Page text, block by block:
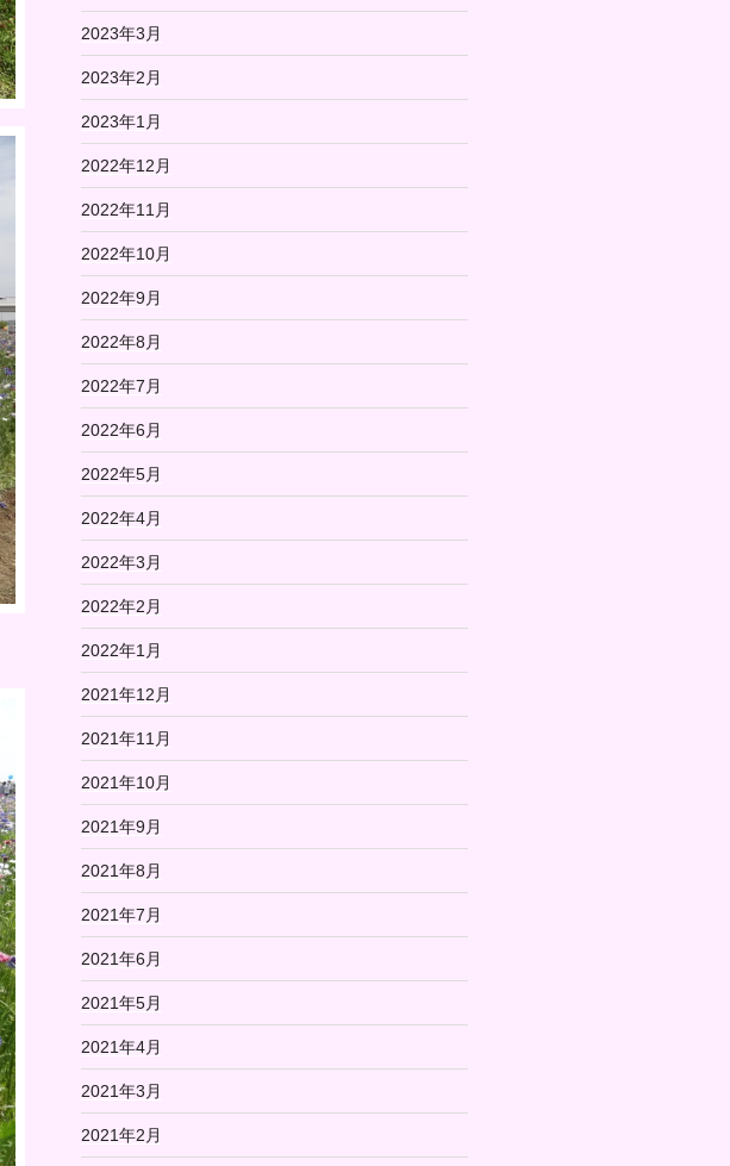
2023年3月
2023年2月
2023年1月
2022年12月
2022年11月
2022年10月
2022年9月
2022年8月
2022年7月
2022年6月
2022年5月
2022年4月
2022年3月
2022年2月
2022年1月
2021年12月
2021年11月
2021年10月
2021年9月
2021年8月
2021年7月
2021年6月
2021年5月
2021年4月
2021年3月
2021年2月